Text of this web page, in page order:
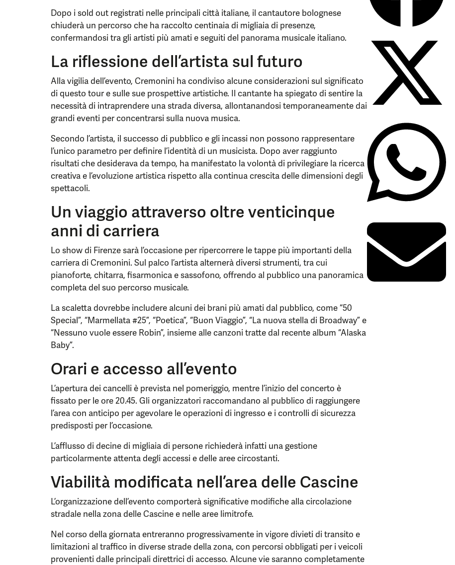
Dopo i sold out registrati nelle principali città italiane, il cantautore bolognese
chiuderà un percorso che ha raccolto centinaia di migliaia di presenze,
confermandosi tra gli artisti più amati e seguiti del panorama musicale italiano.
La riflessione dell’artista sul futuro
Alla vigilia dell’evento, Cremonini ha condiviso alcune considerazioni sul significato
di questo tour e sulle sue prospettive artistiche. Il cantante ha spiegato di sentire la
necessità di intraprendere una strada diversa, allontanandosi temporaneamente dai
grandi eventi per concentrarsi sulla nuova musica.
Secondo l’artista, il successo di pubblico e gli incassi non possono rappresentare
l’unico parametro per definire l’identità di un musicista. Dopo aver raggiunto
risultati che desiderava da tempo, ha manifestato la volontà di privilegiare la ricerca
creativa e l’evoluzione artistica rispetto alla continua crescita delle dimensioni degli
spettacoli.
Un viaggio attraverso oltre venticinque
anni di carriera
Lo show di Firenze sarà l’occasione per ripercorrere le tappe più importanti della
carriera di Cremonini. Sul palco l’artista alternerà diversi strumenti, tra cui
pianoforte, chitarra, fisarmonica e sassofono, offrendo al pubblico una panoramica
completa del suo percorso musicale.
La scaletta dovrebbe includere alcuni dei brani più amati dal pubblico, come “50
Special”, “Marmellata #25”, “Poetica”, “Buon Viaggio”, “La nuova stella di Broadway” e
“Nessuno vuole essere Robin”, insieme alle canzoni tratte dal recente album “Alaska
Baby”.
Orari e accesso all’evento
L’apertura dei cancelli è prevista nel pomeriggio, mentre l’inizio del concerto è
fissato per le ore 20.45. Gli organizzatori raccomandano al pubblico di raggiungere
l’area con anticipo per agevolare le operazioni di ingresso e i controlli di sicurezza
predisposti per l’occasione.
L’afflusso di decine di migliaia di persone richiederà infatti una gestione
particolarmente attenta degli accessi e delle aree circostanti.
Viabilità modificata nell’area delle Cascine
L’organizzazione dell’evento comporterà significative modifiche alla circolazione
stradale nella zona delle Cascine e nelle aree limitrofe.
Nel corso della giornata entreranno progressivamente in vigore divieti di transito e
limitazioni al traffico in diverse strade della zona, con percorsi obbligati per i veicoli
provenienti dalle principali direttrici di accesso. Alcune vie saranno completamente